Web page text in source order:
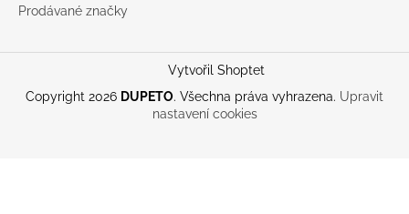
Prodávané značky
Vytvořil Shoptet
Copyright 2026 DUPETO. Všechna práva vyhrazena. Upravit
nastavení cookies